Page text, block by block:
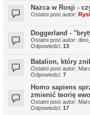
Nazca w Rosji -
Ostatni post autor:
Doggerland -
Ostatni post autor:
Odpowiedzi: 13
Batalion, który
Ostatni post autor:
Odpowiedzi: 7
Homo sapiens
zmienić teorię
Ostatni post autor:
Odpowiedzi: 17